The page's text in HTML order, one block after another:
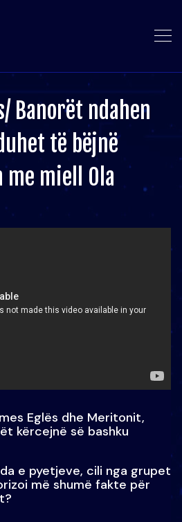
Banorët ndahen
të bëjnë
miell Ola
Eglës dhe Meritonit,
kërcejnë së bashku
e pyetjeve, cili nga grupet
më shumë fakte për